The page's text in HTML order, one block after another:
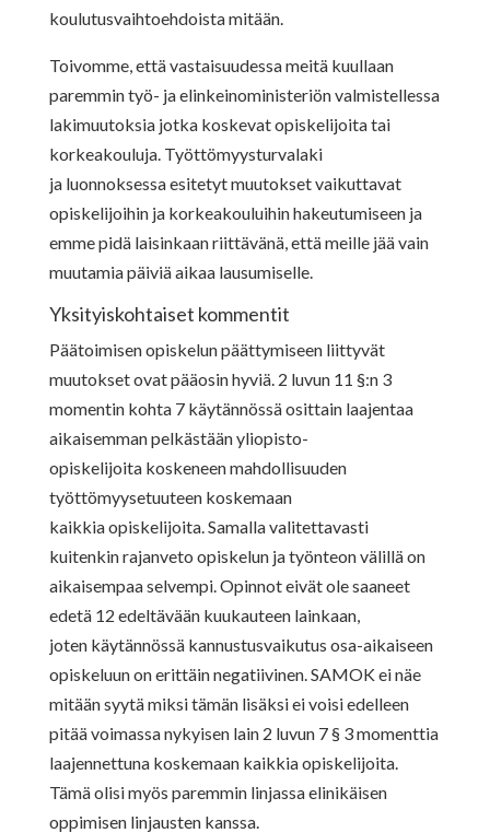
koulutusvaihtoehdoista mitään.
Toivomme, että vastaisuudessa meitä kuullaan
paremmin työ- ja elinkeinoministeriön valmistellessa
lakimuutoksia jotka koskevat opiskelijoita tai
korkeakouluja. Työttömyysturvalaki
ja luonnoksessa esitetyt muutokset vaikuttavat
opiskelijoihin ja korkeakouluihin hakeutumiseen ja
emme pidä laisinkaan riittävänä, että meille jää vain
muutamia päiviä aikaa lausumiselle.
Yksityiskohtaiset kommentit
Päätoimisen opiskelun päättymiseen liittyvät
muutokset ovat pääosin hyviä. 2 luvun 11 §:n 3
momentin kohta 7 käytännössä osittain laajentaa
aikaisemman pelkästään yliopisto-
opiskelijoita koskeneen mahdollisuuden
työttömyysetuuteen koskemaan
kaikkia opiskelijoita. Samalla valitettavasti
kuitenkin rajanveto opiskelun ja työnteon välillä on
aikaisempaa selvempi. Opinnot eivät ole saaneet
edetä 12 edeltävään kuukauteen lainkaan,
joten käytännössä kannustusvaikutus osa-aikaiseen
opiskeluun on erittäin negatiivinen. SAMOK ei näe
mitään syytä miksi tämän lisäksi ei voisi edelleen
pitää voimassa nykyisen lain 2 luvun 7 § 3 momenttia
laajennettuna koskemaan kaikkia opiskelijoita.
Tämä olisi myös paremmin linjassa elinikäisen
oppimisen linjausten kanssa.